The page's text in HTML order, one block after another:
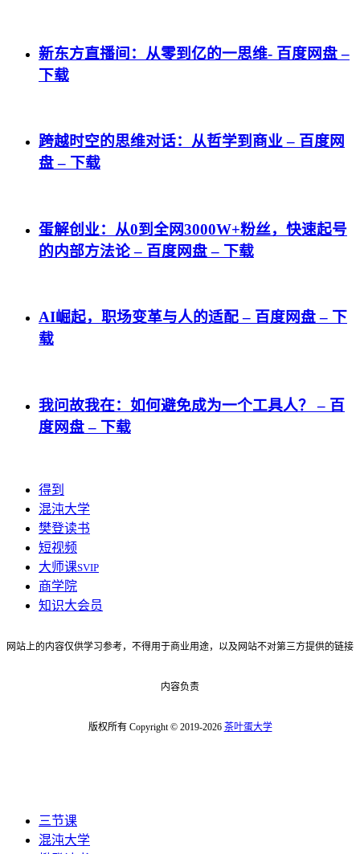
新东方直播间：从零到亿的一思维- 百度网盘 –
下载
跨越时空的思维对话：从哲学到商业 – 百度网
盘 – 下载
蛋解创业：从0到全网3000W+粉丝，快速起号
的内部方法论 – 百度网盘 – 下载
AI崛起，职场变革与人的适配 – 百度网盘 – 下
载
我问故我在：如何避免成为一个工具人？ – 百
度网盘 – 下载
得到
混沌大学
樊登读书
短视频
大师课SVIP
商学院
知识大会员
网站上的内容仅供学习参考，不得用于商业用途，以及网站不对第三方提供的链接
内容负责
版权所有 Copyright © 2019-2026 茶叶蛋大学
三节课
混沌大学